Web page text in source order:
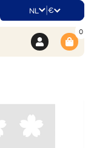
NL |€
0